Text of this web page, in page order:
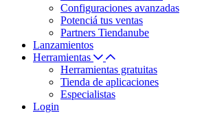
Configuraciones avanzadas
Potenciá tus ventas
Partners Tiendanube
Lanzamientos
Herramientas
Herramientas gratuitas
Tienda de aplicaciones
Especialistas
Login